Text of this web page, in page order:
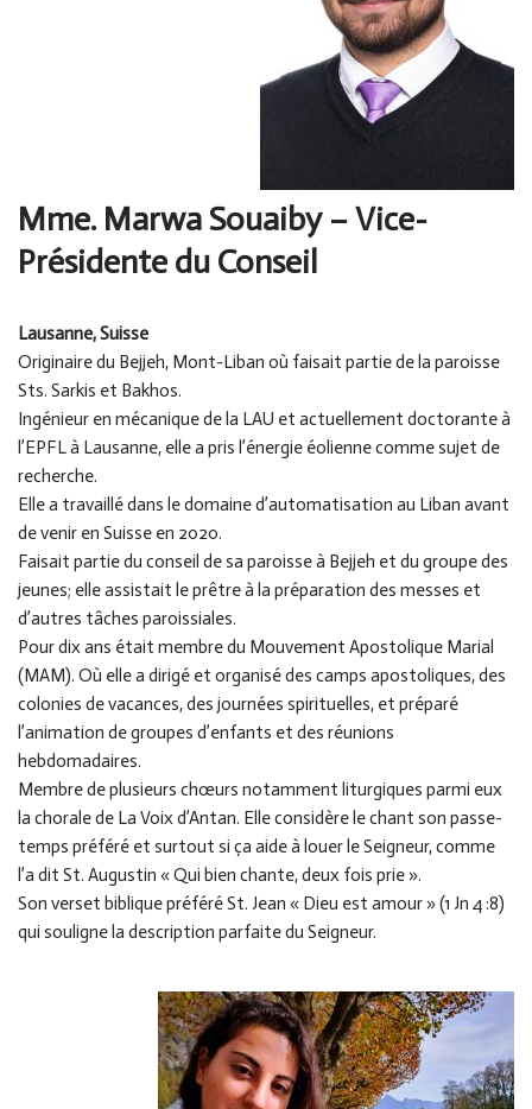
Mme. Marwa Souaiby– Vice-
Présidente du Conseil
Lausanne, Suisse
Originaire du Bejjeh, Mont-Liban où faisait partie de la paroisse
Sts. Sarkis et Bakhos.
Ingénieur en mécanique de la LAU et actuellement doctorante à
l’EPFL à Lausanne, elle a pris l’énergie éolienne comme sujet de
recherche.
Elle a travaillé dans le domaine d’automatisation au Liban avant
de venir en Suisse en 2020.
Faisait partie du conseil de sa paroisse à Bejjeh et du groupe des
jeunes; elle assistait le prêtre à la préparation des messes et
d’autres tâches paroissiales.
Pour dix ans était membre du Mouvement Apostolique Marial
(MAM). Où elle a dirigé et organisé des camps apostoliques, des
colonies de vacances, des journées spirituelles, et préparé
l’animation de groupes d’enfants et des réunions
hebdomadaires.
Membre de plusieurs chœurs notamment liturgiques parmi eux
la chorale de La Voix d’Antan. Elle considère le chant son passe-
temps préféré et surtout si ça aide à louer le Seigneur, comme
l’a dit St. Augustin « Qui bien chante, deux fois prie ».
Son verset biblique préféré St. Jean « Dieu est amour » (1 Jn 4 :8)
qui souligne la description parfaite du Seigneur.